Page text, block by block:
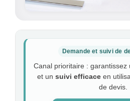
Demande et suivi de
Canal prioritaire : garantissez
et un suivi efficaceen
de devis.